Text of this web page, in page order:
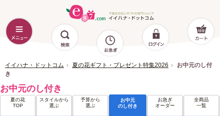
イイハナ・ドットコム 夏の花ギフト・プレゼント特集2026
お中元のし付
き
お中元のし付き
夏の花
TOP
スタイルから
選ぶ
予算から
選ぶ
お中元
のし付き
お急ぎ
オーダー
全商品
一覧